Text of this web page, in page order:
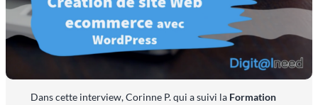
Dans cette interview, Corinne P. qui a suivi la Formation